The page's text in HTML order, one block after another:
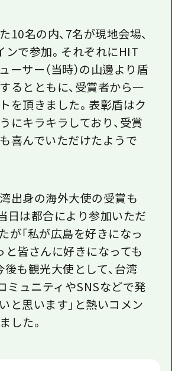
10名の内、 7名が現地会場、
ンで参加。それぞれにHIT
ーサー（当時）の山邊より盾
るとともに、受賞者から一
を頂きました。表彰盾はク
にキラキラしており、受賞
喜んでいただけたようで
出身の海外大使の受賞も
日は都合により参加いただ
が「私が広島を好きになっ
と皆さんに好きになっても
後も観光大使として、台湾
ミュニティやSNSなどで発
と思います」と熱いコメン
した。